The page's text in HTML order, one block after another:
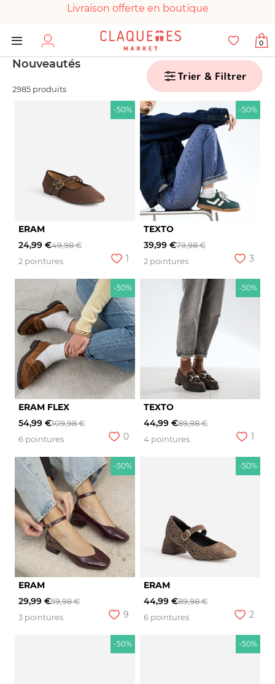
Livraison offerte en boutique
Paiement 100% sécurisé
Chaussures garanties en parfait état
0
Nouveautés
2985 produits
Trier & Filtrer
-50%
ERAM
24,99 €49,98 €
2 pointures
1
-50%
TEXTO
39,99 €79,98 €
2 pointures
3
-50%
ERAM FLEX
54,99 €109,98 €
6 pointures
0
-50%
TEXTO
44,99 €89,98 €
4 pointures
1
-50%
ERAM
29,99 €59,98 €
3 pointures
9
-50%
ERAM
44,99 €89,98 €
6 pointures
2
-50% -50%